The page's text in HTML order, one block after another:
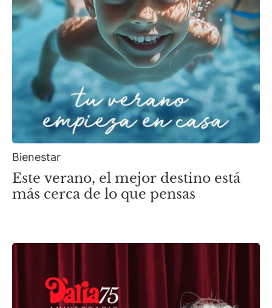
Bienestar
Este verano, el mejor destino está
más cerca de lo que pensas